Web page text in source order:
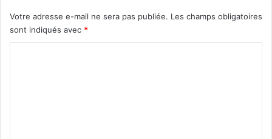
Votre adresse e-mail ne sera pas publiée. Les champs obligatoires
sont indiqués avec *